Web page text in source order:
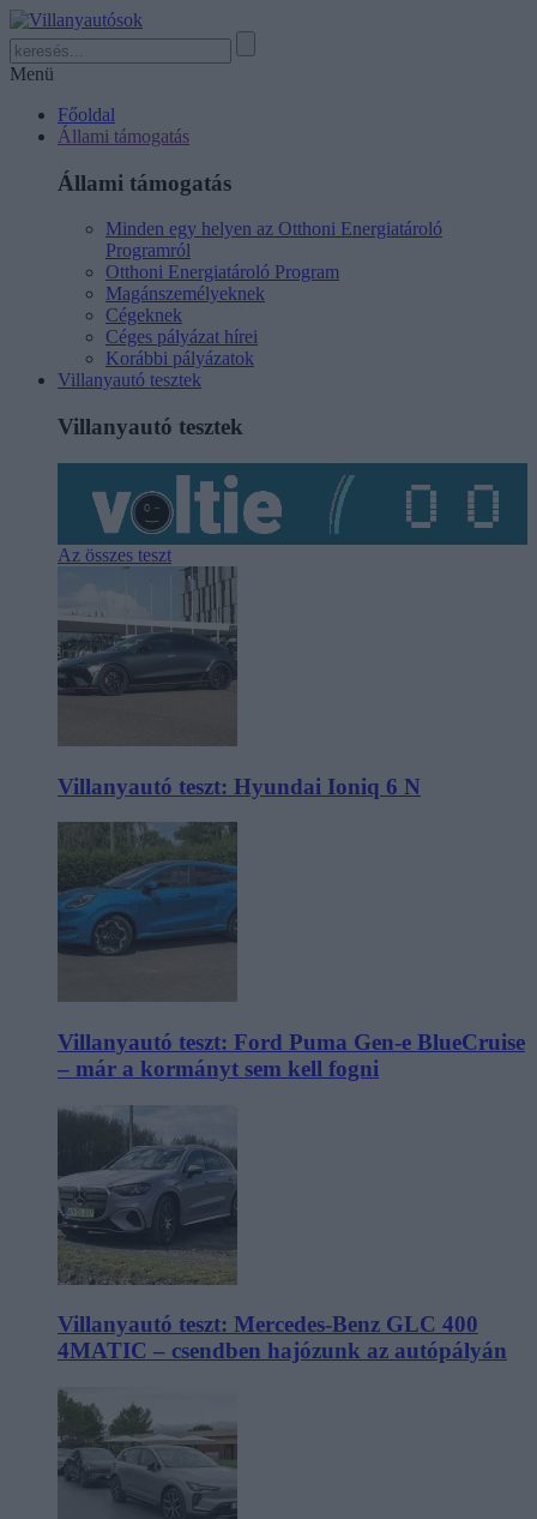
Menü
Főoldal
Állami támogatás
Állami támogatás
Minden egy helyen az Otthoni Energiatároló
Programról
Otthoni Energiatároló Program
Magánszemélyeknek
Cégeknek
Céges pályázat hírei
Korábbi pályázatok
Villanyautó tesztek
Villanyautó tesztek
Az összes teszt
Villanyautó teszt: Hyundai Ioniq 6 N
Villanyautó teszt: Ford Puma Gen-e BlueCruise
– már a kormányt sem kell fogni
Villanyautó teszt: Mercedes-Benz GLC 400
4MATIC – csendben hajózunk az autópályán